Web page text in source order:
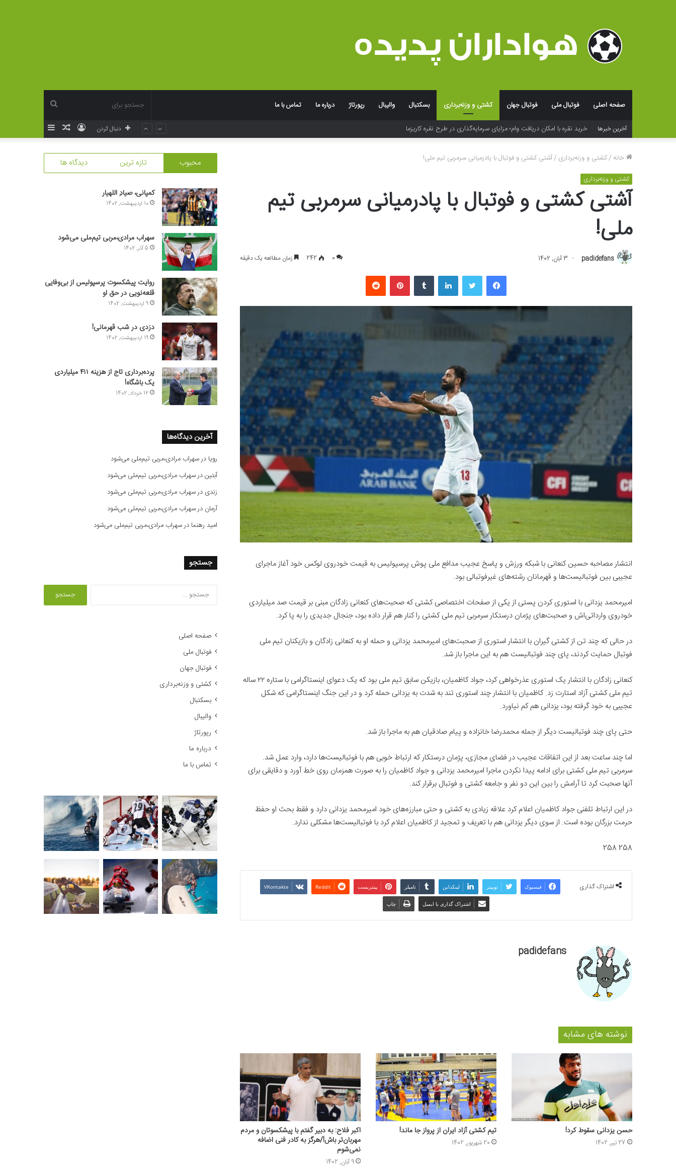
صفحه اصلی فوتبال ملی فوتبال جهان کشتی و وزنه‌برداری بسکتبال والیبال رپورتاژ درباره ما تماس با ما
برای آخرین خبرها خرید نقره با امکان دریافت وام؛ مزایای سرمایه‌گذاری در طرح نقره کاریزما
نوشته
ورود دنبال کردن
خانه /کشتی و وزنه‌برداری /آشتی کشتی و فوتبال با پادرمیانی سرمربی تیم ملی!
کشتی و وزنه‌برداری
آشتی کشتی و فوتبال با پادرمیانی سرمربی تیم
ملی!
padidefans 3 آبان, 1402 0
242 زمان مطالعه یک دقیقه
فیسبوک لینکداین پینتریست
انتشار مصاحبه حسین کنعانی با شبکه ورزش و پاسخ عجیب مدافع ملی پوش پرسپولیس به قیمت خودروی لوکس خود آغاز ماجرای
عجیبی بین فوتبالیست‌ها و قهرمانان رشته‌های غیرفوتبالی بود.
امیرمحمد یزدانی با استوری کردن پستی از یکی از صفحات اختصاصی کشتی که صحبت‌های کنعانی زادگان مبنی بر قیمت صد میلیاردی
خودروی وارداتی‌اش و صحبت‌های پژمان درستکار سرمربی تیم ملی کشتی را کنار هم قرار داده بود، جنجال جدیدی را به پا کرد.
در حالی که چند تن از کشتی گیران با انتشار استوری از صحبت‌های امیرمحمد یزدانی و حمله او به کنعانی زادگان و بازیکنان تیم ملی
فوتبال حمایت کردند، پای چند فوتبالیست هم به این ماجرا باز شد.
کنعانی زادگان با انتشار یک استوری عذرخواهی کرد، جواد کاظمیان، بازیکن سابق تیم ملی بود که یک دعوای اینستاگرامی با ستاره ۲۲ ساله
تیم ملی کشتی آزاد استارت زد. کاظمیان با انتشار چند استوری تند به شدت به یزدانی حمله کرد ‌و در این‌ جنگ اینستاگرامی که شکل
عجیبی به خود گرفته بود، یزدانی هم کم نیاورد.
حتی پای چند فوتبالیست دیگر از جمله محمدرضا خانزاده و پیام صادقیان هم به ماجرا باز شد.
اما چند ساعت بعد از این اتفاقات عجیب در فضای مجازی، پژمان درستکار که ارتباط خوبی هم با فوتبالیست‌ها دارد، وارد عمل شد.
سرمربی تیم ملی کشتی برای ادامه پیدا نکردن ماجرا امیرمحمد یزدانی و جواد کاظمیان را به صورت همزمان روی خط آورد و دقایقی برای
آنها صحبت کرد تا آرامش را بین این دو نفر و جامعه کشتی و فوتبال برقرار کند.
در این ارتباط تلفنی جواد کاظمیان اعلام‌ کرد علاقه زیادی به کشتی و حتی مبارزه‌های خود امیرمحمد یزدانی دارد و فقط‌ بحث او حفظ
حرمت بزرگان بوده است. از سوی‌ دیگر یزدانی هم با تعریف و تمجید از کاظمیان اعلام کرد با فوتبالیست‌ها مشکلی ندارد.
258 258
اشتراک گذاری فیسبوک توییتر لینکداین تامبلر پینتریست Reddit
VKontakte
اشتراک گذاری با ایمیل چاپ
padidefans
نوشته های مشابه
حسن یزدانی سقوط کرد!
27 تیر, 1402
تیم کشتی آزاد ایران از پرواز جا ماند!
20 شهریور, 1402
اکبر فلاح: به دبیر گفتم با پیشکسوتان و مردم
مهربان‌تر باش!/هرگز به کادر فنی اضافه
نمی‌شوم
9 آبان, 1402
محبوب تازه ترین دیدگاه ها
کمپانی، صیادِ اللهیار
10 اردیبهشت, 1402
سهراب مرادی،مربی تیم‌ملی می‌شود
5 آذر, 1402
روایت پیشکسوت پرسپولیس از بی‌وفایی
قلعه‌نویی در حق او
9 اردیبهشت, 1402
دزدی در شب قهرمانی!
19 اردیبهشت, 1402
پرده‌برداری تاج از هزینه ۴۱۱ میلیاردی
یک باشگاه!
12 خرداد, 1402
آخرین دیدگاه‌ها
رویا درسهراب مرادی،مربی تیم‌ملی می‌شود
آبتیندرسهراب مرادی،مربی تیم‌ملی می‌شود
زندی درسهراب مرادی،مربی تیم‌ملی می‌شود
آرمان درسهراب مرادی،مربی تیم‌ملی می‌شود
امید رهنما درسهراب مرادی،مربی تیم‌ملی می‌شود
جستجو
صفحه اصلی
فوتبال ملی
فوتبال جهان
کشتی و وزنه‌برداری
بسکتبال
والیبال
رپورتاژ
درباره ما
تماس با ما